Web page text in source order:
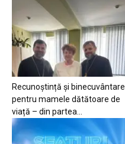
Recunoștință și binecuvântare
pentru mamele dătătoare de
viață – din partea...